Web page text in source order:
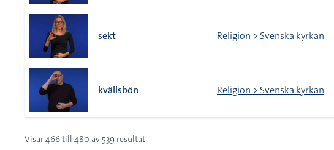
sekt Religion > Svenska kyrkan
kvällsbön Religion > Svenska kyrkan
Visar466till 480 av 539 resultat